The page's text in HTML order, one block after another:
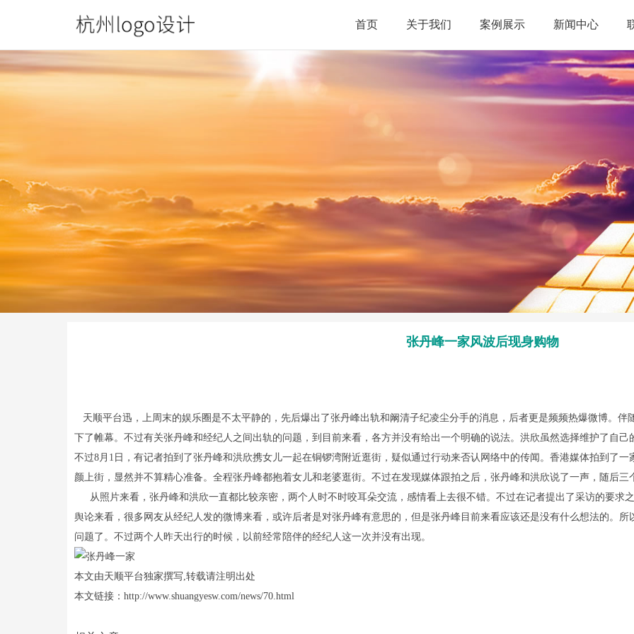
首页 关于我们 案例展示 新闻中心
张丹峰一家风波后现身购物
天顺平台迅，上周末的娱乐圈是不太平静的，先后爆出了张丹峰出轨和阚清子纪凌尘分手的消息，后者更是频频热爆微博。
下了帷幕。不过有关张丹峰和经纪人之间出轨的问题，到目前来看，各方并没有给出一个明确的说法。洪欣虽然选择维护了自
不过8月1日，有记者拍到了张丹峰和洪欣携女儿一起在铜锣湾附近逛街，疑似通过行动来否认网络中的传闻。香港媒体拍到了
颜上街，显然并不算精心准备。全程张丹峰都抱着女儿和老婆逛街。不过在发现媒体跟拍之后，张丹峰和洪欣说了一声，随后三
从照片来看，张丹峰和洪欣一直都比较亲密，两个人时不时咬耳朵交流，感情看上去很不错。不过在记者提出了采访的要求
舆论来看，很多网友从经纪人发的微博来看，或许后者是对张丹峰有意思的，但是张丹峰目前来看应该还是没有什么想法的。
问题了。不过两个人昨天出行的时候，以前经常陪伴的经纪人这一次并没有出现。
本文由天顺平台独家撰写,转载请注明出处
本文链接：http://www.shuangyesw.com/news/70.html